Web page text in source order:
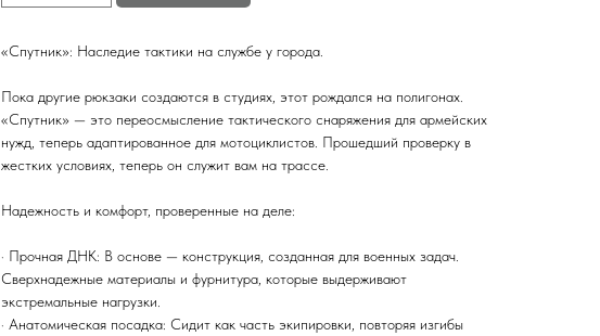
«Спутник»: Наследие тактики на службе у города.
Пока другие рюкзаки создаются в студиях, этот рождался на полигонах.
«Спутник» — это переосмысление тактического снаряжения для армейских
нужд, теперь адаптированное для мотоциклистов. Прошедший проверку в
жестких условиях, теперь он служит вам на трассе.
Надежность и комфорт, проверенные на деле:
· Прочная ДНК: В основе — конструкция, созданная для военных задач.
Сверхнадежные материалы и фурнитура, которые выдерживают
экстремальные нагрузки.
· Анатомическая посадка: Сидит как часть экипировки, повторяя изгибы